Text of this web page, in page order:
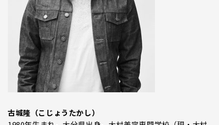
古城隆（こじょうたかし）